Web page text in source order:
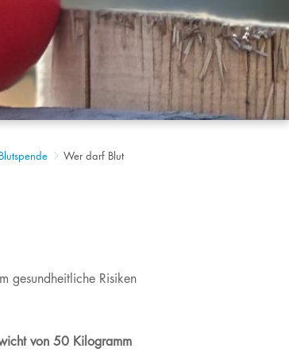
Wer darf Blut
gesundheitliche Risiken
von 50 Kilogramm